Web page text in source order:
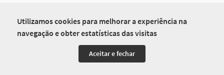
Utilizamos cookies para melhorar a experiência na
navegação e obter estatísticas das visitas
Aceitar e fechar